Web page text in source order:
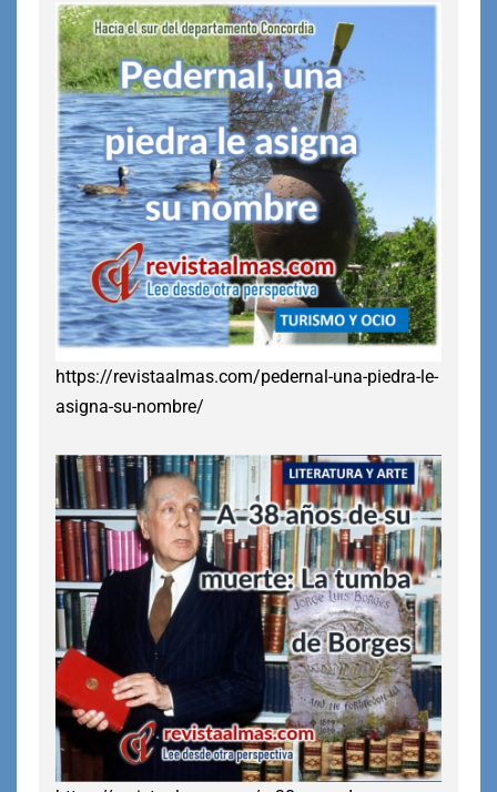
https://revistaalmas.com/pedernal-una-piedra-le-
asigna-su-nombre/